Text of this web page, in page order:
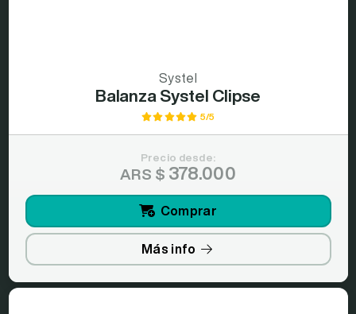
Systel
Balanza Systel Clipse
5/5
Precio desde:
ARS $ 378.000
Comprar
Más info